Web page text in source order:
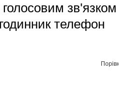
зв'язком
телефон